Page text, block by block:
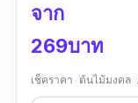
จาก
269บาท
เช็คราคา ต้นไม้มงค